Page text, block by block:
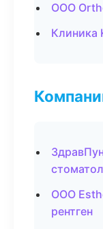
ООО
Клиника
ООО
рентген